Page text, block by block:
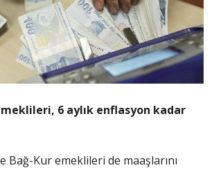
6 aylık enflasyon kadar
Bağ-Kur emeklileri de maaşlarını